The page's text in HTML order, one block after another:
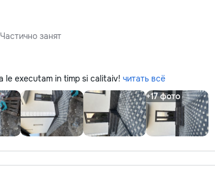
Частично занят
le executam in timp si calitaiv! читать всё